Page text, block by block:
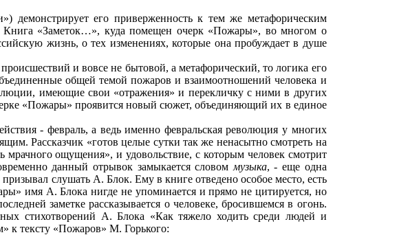
демонстрирует его приверженность к тем же метафорическим
Книга «Заметок…», куда помещен очерк «Пожары», во многом о
жизнь, о тех изменениях, которые она пробуждает в душе
и вовсе не бытовой, а метафорический, то логика его
общей темой пожаров и взаимоотношений человека и
имеющие свои «отражения» и перекличку с ними в других
«Пожары» проявится новый сюжет, объединяющий их в единое
- февраль, а ведь именно февральская революция у многих
Рассказчик «готов целые сутки так же ненасытно смотреть на
мрачного ощущения», и удовольствие, с которым человек смотрит
данный отрывок замыкается словом музыка, - еще одна
слушать А. Блок. Ему в книге отведено особое место, есть
имя А. Блока нигде не упоминается и прямо не цитируется, но
заметке рассказывается о человеке, бросившемся в огонь.
стихотворений А. Блока «Как тяжело ходить среди людей и
к тексту «Пожаров» М. Горького: